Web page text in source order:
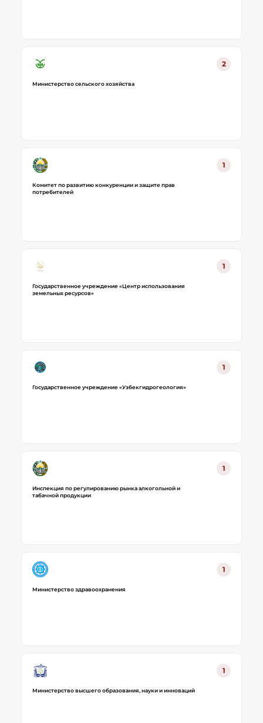
2
Министерство сельского хозяйства
1
Комитет по развитию конкуренции и защите прав
потребителей
1
Государственное учреждение «Центр использования
земельных ресурсов»
1
Государственное учреждение «Узбекгидрогеология»
1
Инспекция по регулированию рынка алкогольной и
табачной продукции
1
Министерство здравоохранения
1
Министерство высшего образования, науки и инноваций